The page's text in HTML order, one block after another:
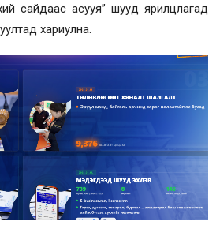
сайдаас асууя” шууд ярилцлагад
хариулна.